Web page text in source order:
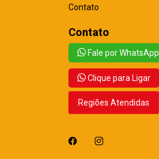
Contato
Contato
Fale por WhatsApp
Clique para Ligar
Regiões Atendidas